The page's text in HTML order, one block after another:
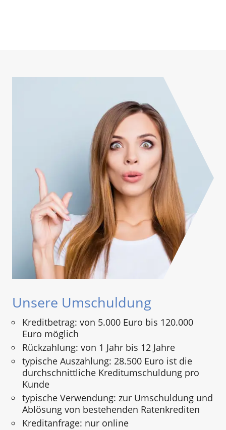
Unsere Umschuldung
Kreditbetrag: von 5.000 Euro bis 120.000
Euro möglich
Rückzahlung: von 1 Jahr bis 12 Jahre
typische Auszahlung: 28.500 Euro ist die
durchschnittliche Kreditumschuldung pro
Kunde
typische Verwendung: zur Umschuldung und
Ablösung von bestehenden Ratenkrediten
Kreditanfrage: nur online